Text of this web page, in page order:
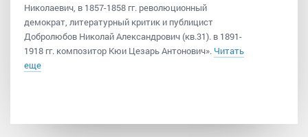
Николаевич, в 1857-1858 гг. революционный
демократ, литературный критик и публицист
Добролюбов Николай Александрович (кв.31). в 1891-
1918 гг. композитор Кюи Цезарь Антонович». Читать
еще